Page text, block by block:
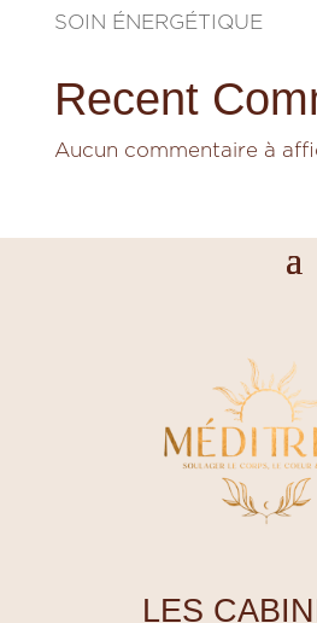
SOIN ÉNERGÉTIQUE
Recent
Aucun commentaire à
LES